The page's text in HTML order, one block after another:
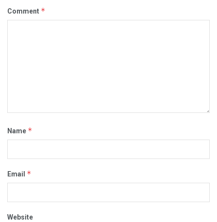
Comment *
Name *
Email *
Website